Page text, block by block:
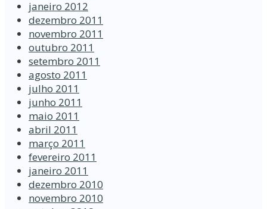
janeiro 2012
dezembro 2011
novembro 2011
outubro 2011
setembro 2011
agosto 2011
julho 2011
junho 2011
maio 2011
abril 2011
março 2011
fevereiro 2011
janeiro 2011
dezembro 2010
novembro 2010